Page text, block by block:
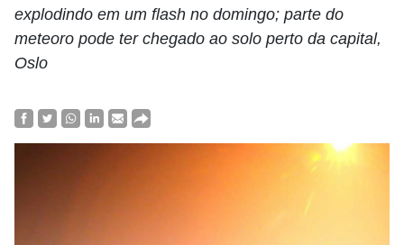
explodindo em um flash no domingo; parte do
meteoro pode ter chegado ao solo perto da capital,
Oslo